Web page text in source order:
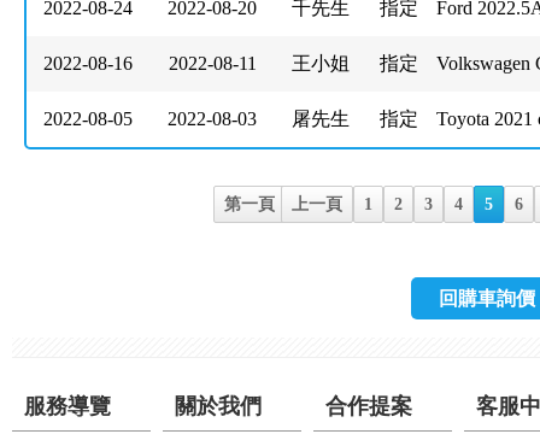
2022-08-24 2022-08-20 千先生 指定 Ford
2022-08-16 2022-08-11 王小姐 指定 Volkswagen
2022-08-05 2022-08-03 屠先生 指定 Toyota 2021
第一頁 上一頁 1 2 3 4 5 6
回購車詢價
服務導覽 關於我們 合作提案 客服